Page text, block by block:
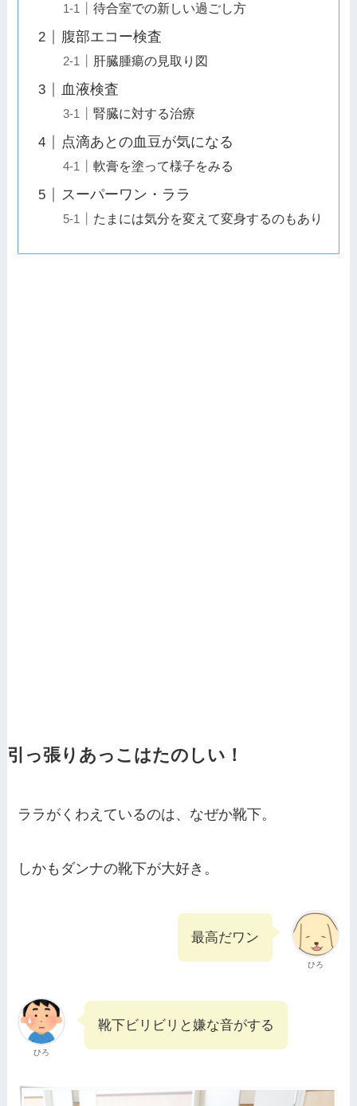
待合室での新しい過ごし方
腹部エコー検査
肝臓腫瘍の見取り図
血液検査
腎臓に対する治療
点滴あとの血豆が気になる
軟膏を塗って様子をみる
スーパーワン・ララ
たまには気分を変えて変身するのもあり
引っ張りあっこはたのしい！
ララがくわえているのは、なぜか靴下。
しかもダンナの靴下が大好き。
ひろ
最高だワン
ひろ
靴下ビリビリと嫌な音がする